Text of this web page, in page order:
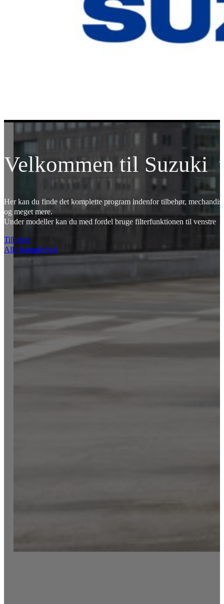
Velkommen til Suzuki
Her kan du finde det komplette program indenfor tilbehør,
og meget mere.
Under modeller kan du med fordel bruge filterfunktionen til venstre
Tilbehør
Alle komplethjul